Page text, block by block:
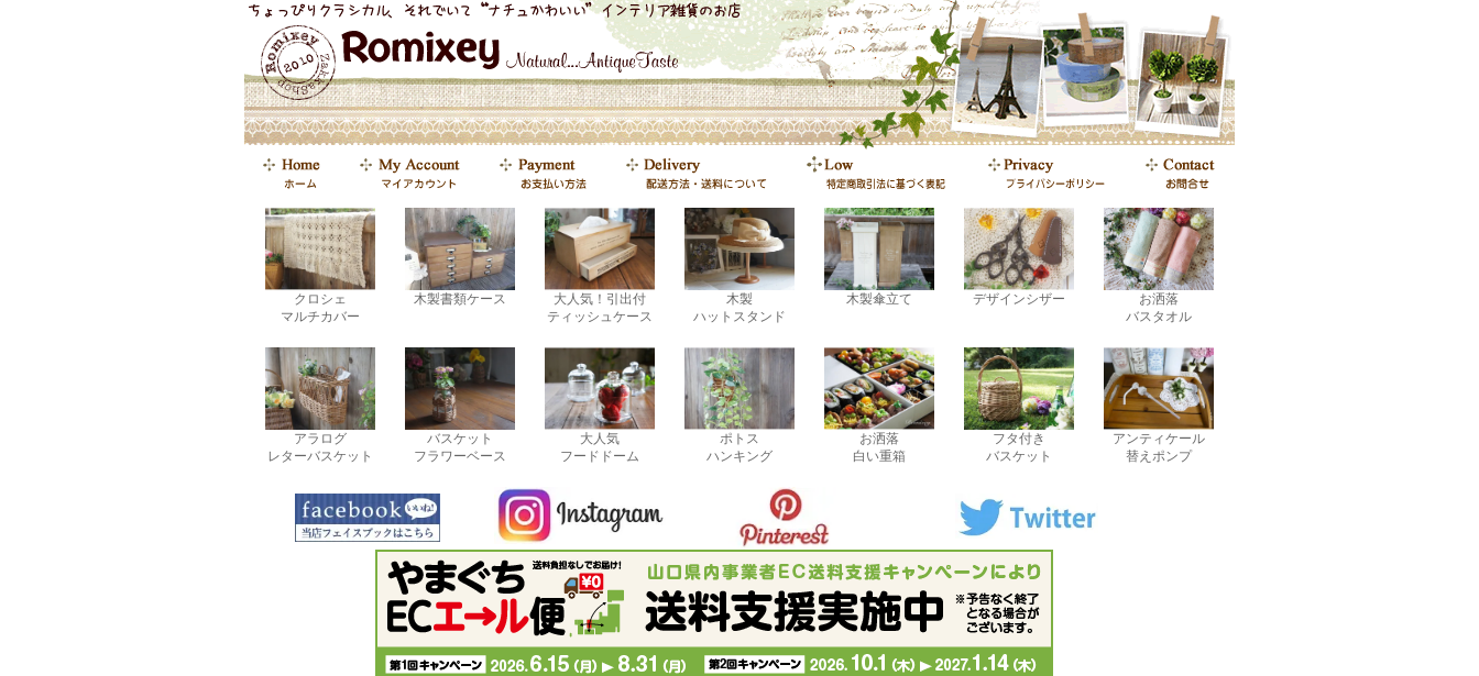
クロシェ
マルチカバー
木製書類ケース
大人気！引出付
ティッシュケース
木製
ハットスタンド
木製傘立て デザインシザー
お洒落
バスタオル
アラログ
レターバスケット
バスケット
フラワーベース
大人気
フードドーム
ポトス
ハンキング
お洒落
白い重箱
フタ付き
バスケット
アンティケール
替えポンプ